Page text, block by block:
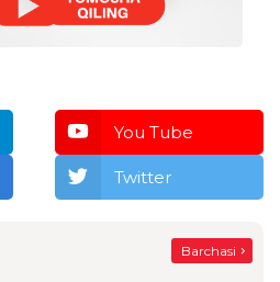
You Tube
Twitter
Barchasi